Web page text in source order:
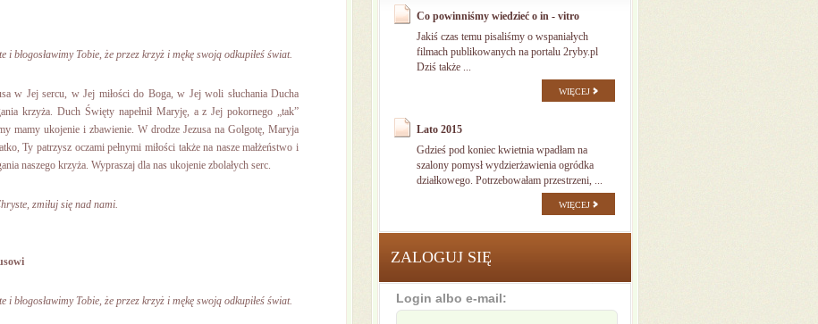
i błogosławimy Tobie, że przez krzyż i mękę swoją odkupiłeś świat.
w Jej sercu, w Jej miłości do Boga, w Jej woli słuchania Ducha
krzyża. Duch Święty napełnił Maryję, a z Jej pokornego „tak”
mamy ukojenie i zbawienie. W drodze Jezusa na Golgotę, Maryja
Ty patrzysz oczami pełnymi miłości także na nasze małżeństwo i
naszego krzyża. Wypraszaj dla nas ukojenie zbolałych serc.
zmiłuj się nad nami.
i błogosławimy Tobie, że przez krzyż i mękę swoją odkupiłeś świat.
Co powinniśmy wiedzieć o in - vitro
Jakiś czas temu pisaliśmy o wspaniałych
filmach publikowanych na portalu 2ryby.pl
Dziś także ...
WIĘCEJ
Lato 2015
Gdzieś pod koniec kwietnia wpadłam na
szalony pomysł wydzierżawienia ogródka
działkowego. Potrzebowałam przestrzeni, ...
WIĘCEJ
ZALOGUJ SIĘ
Login albo e-mail: